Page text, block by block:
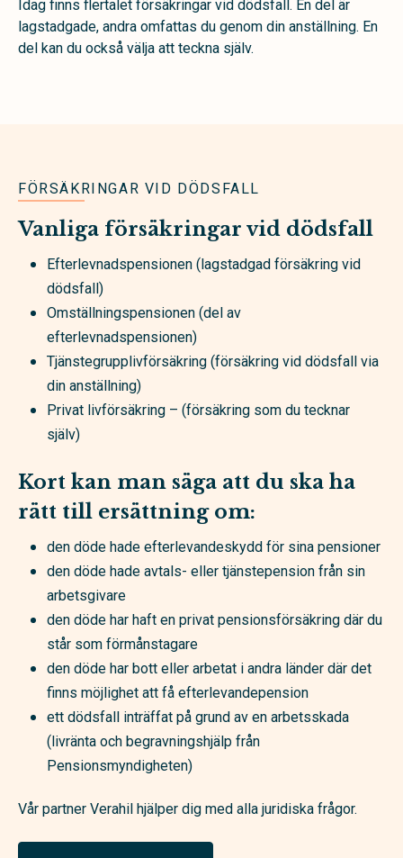
Idag finns flertalet försäkringar vid dödsfall. En del är
lagstadgade, andra omfattas du genom din anställning. En
del kan du också välja att teckna själv.
FÖRSÄKRINGAR VID DÖDSFALL
Vanliga försäkringar vid dödsfall
Efterlevnadspensionen (lagstadgad försäkring vid
dödsfall)
Omställningspensionen (del av
efterlevnadspensionen)
Tjänstegrupplivförsäkring (försäkring vid dödsfall via
din anställning)
Privat livförsäkring – (försäkring som du tecknar
själv)
Kort kan man säga att du ska ha
rätt till ersättning om:
den döde hade efterlevandeskydd för sina pensioner
den döde hade avtals- eller tjänstepension från sin
arbetsgivare
den döde har haft en privat pensionsförsäkring där du
står som förmånstagare
den döde har bott eller arbetat i andra länder där det
finns möjlighet att få efterlevandepension
ett dödsfall inträffat på grund av en arbetsskada
(livränta och begravningshjälp från
Pensionsmyndigheten)
Vår partner Verahil hjälper dig med alla juridiska frågor.